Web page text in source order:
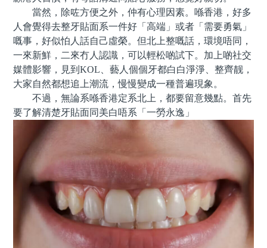
當然，除咗方便之外，仲有心理因素。喺香港，好多
人會覺得去整牙貼面系一件好「高端」或者「需要勇氣」
嘅事，好似怕人話自己虛榮。但北上整嘅話，環境唔同，
一來新鮮，二來冇人認識，可以輕松啲試下。加上啲社交
媒體影響，見到KOL、藝人個個牙都白白淨淨、整齊靓，
大家自然都想追上潮流，慢慢變成一種普遍現象。
不過，無論系喺香港定系北上，都要留意幾點。首先
要了解清楚牙貼面同美白唔系「一勞永逸」